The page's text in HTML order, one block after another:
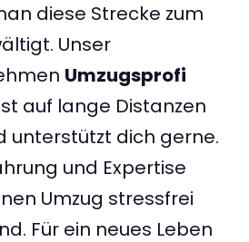
diese Strecke zum
Unser
Umzugsprofi
auf lange Distanzen
unterstützt dich gerne.
und Expertise
Umzug stressfrei
Für ein neues Leben